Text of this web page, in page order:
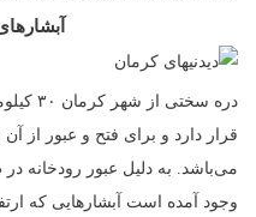
دره
قرار دارد و برای فتح و عبور از آن